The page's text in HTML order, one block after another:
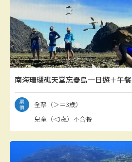
南海珊瑚礁天堂忘憂島一日遊＋午餐
全票（＞＝3歲）
兒童（<3歲）不含餐